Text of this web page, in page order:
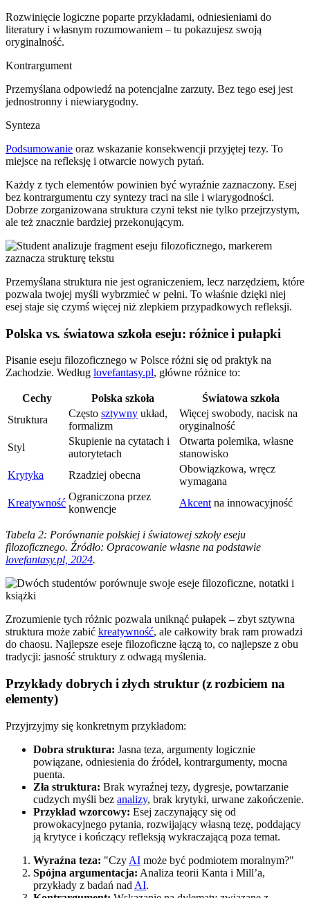
Rozwinięcie logiczne poparte przykładami, odniesieniami do
literatury i własnym rozumowaniem – tu pokazujesz swoją
oryginalność.
Kontrargument
Przemyślana odpowiedź na potencjalne zarzuty. Bez tego esej jest
jednostronny i niewiarygodny.
Synteza
Podsumowanie oraz wskazanie konsekwencji przyjętej tezy. To
miejsce na refleksję i otwarcie nowych pytań.
Każdy z tych elementów powinien być wyraźnie zaznaczony. Esej
bez kontrargumentu czy syntezy traci na sile i wiarygodności.
Dobrze zorganizowana struktura czyni tekst nie tylko przejrzystym,
ale też znacznie bardziej przekonującym.
Przemyślana struktura nie jest ograniczeniem, lecz narzędziem, które
pozwala twojej myśli wybrzmieć w pełni. To właśnie dzięki niej
esej staje się czymś więcej niż zlepkiem przypadkowych refleksji.
Polska vs. światowa szkoła eseju: różnice i pułapki
Pisanie eseju filozoficznego w Polsce różni się od praktyk na
Zachodzie. Według lovefantasy.pl, główne różnice to:
Cechy Polska szkoła
Światowa szkoła
Struktura
Często sztywny układ,
formalizm
Więcej swobody, nacisk na
oryginalność
Styl
Skupienie na cytatach i
autorytetach
Otwarta polemika, własne
stanowisko
Krytyka
Rzadziej obecna
Obowiązkowa, wręcz
wymagana
Kreatywność
Ograniczona przez
konwencje
Akcent na innowacyjność
Tabela 2: Porównanie polskiej i światowej szkoły eseju
filozoficznego. Źródło: Opracowanie własne na podstawie
lovefantasy.pl, 2024.
Zrozumienie tych różnic pozwala uniknąć pułapek – zbyt sztywna
struktura może zabić kreatywność, ale całkowity brak ram prowadzi
do chaosu. Najlepsze eseje filozoficzne łączą to, co najlepsze z obu
tradycji: jasność struktury z odwagą myślenia.
Przykłady dobrych i złych struktur (z rozbiciem na
elementy)
Przyjrzyjmy się konkretnym przykładom:
Dobra struktura: Jasna teza, argumenty logicznie
powiązane, odniesienia do źródeł, kontrargumenty, mocna
puenta.
Zła struktura: Brak wyraźnej tezy, dygresje, powtarzanie
cudzych myśli bez analizy, brak krytyki, urwane zakończenie.
Przykład wzorcowy: Esej zaczynający się od
prowokacyjnego pytania, rozwijający własną tezę, poddający
ją krytyce i kończący refleksją wykraczającą poza temat.
Wyraźna teza: "Czy AI może być podmiotem moralnym?"
Spójna argumentacja: Analiza teorii Kanta i Mill’a,
przykłady z badań nad AI.